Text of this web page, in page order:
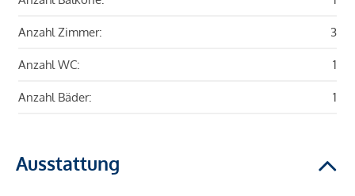
Anzahl Zimmer: 3
Anzahl WC: 1
Anzahl Bäder: 1
Ausstattung